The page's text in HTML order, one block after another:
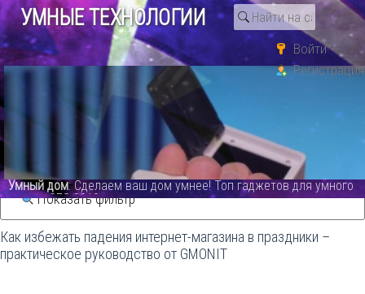
УМНЫЕ ТЕХНОЛОГИИ
Войти
Регистрация
Умный дом: Сделаем ваш дом умнее! Топ гаджетов для умного
дома с CES 2019 - видео
Поиск по тегу «observability»
Показать фильтр
Как избежать падения интернет-магазина в праздники –
практическое руководство от GMONIT